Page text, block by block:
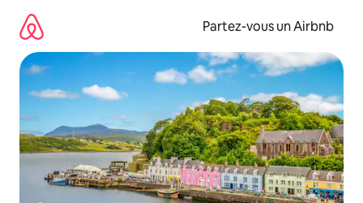
directement
contenu
Partez-vous un Airbnb